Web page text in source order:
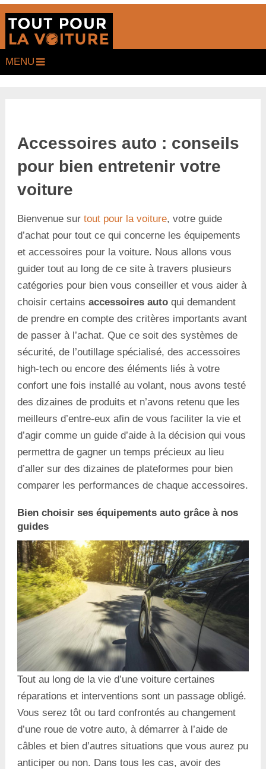
MENU
Accessoires auto : conseils
pour bien entretenir votre
voiture
Bienvenue sur tout pour la voiture, votre guide
d’achat pour tout ce qui concerne les équipements
et accessoires pour la voiture. Nous allons vous
guider tout au long de ce site à travers plusieurs
catégories pour bien vous conseiller et vous aider à
choisir certains accessoires autoqui demandent
de prendre en compte des critères importants avant
de passer à l’achat. Que ce soit des systèmes de
sécurité, de l’outillage spécialisé, des accessoires
high-tech ou encore des éléments liés à votre
confort une fois installé au volant, nous avons testé
des dizaines de produits et n’avons retenu que les
meilleurs d’entre-eux afin de vous faciliter la vie et
d’agir comme un guide d’aide à la décision qui vous
permettra de gagner un temps précieux au lieu
d’aller sur des dizaines de plateformes pour bien
comparer les performances de chaque accessoires.
Bien choisir ses équipements auto grâce à nos
guides
Tout au long de la vie d’une voiture certaines
réparations et interventions sont un passage obligé.
Vous serez tôt ou tard confrontés au changement
d’une roue de votre auto, à démarrer à l’aide de
câbles et bien d’autres situations que vous aurez pu
anticiper ou non. Dans tous les cas, avoir des